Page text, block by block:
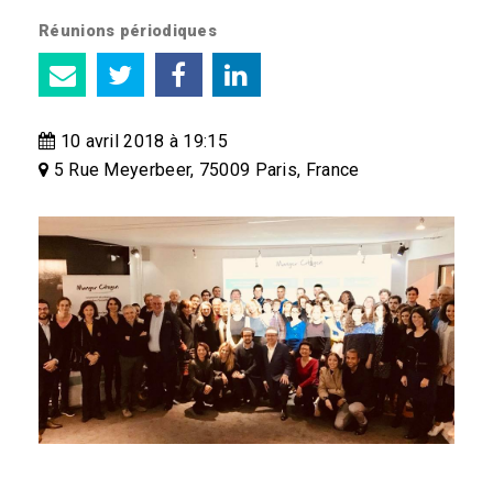
Réunions périodiques
10 avril 2018 à 19:15
5 Rue Meyerbeer, 75009 Paris, France